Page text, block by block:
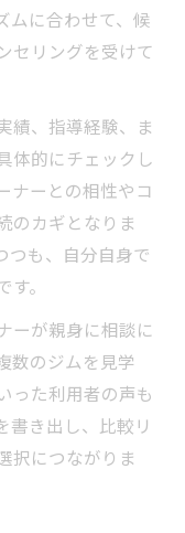
ムに合わせて、候
セリングを受けて
績、指導経験、ま
体的にチェックし
ナーとの相性やコ
のカギとなりま
つも、自分自身で
。
ーが親身に相談に
数のジムを見学
った利用者の声も
書き出し、比較リ
択につながりま